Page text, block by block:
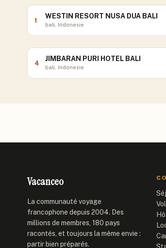
1
WESTIN RESORT NUSA DUA BALI
bali, Indonesie
4
JIMBARAN PURI HOTEL BALI
bali, Indonesie
Vacanceo
La communauté voyage
francophone depuis 2004. Des
millions de membres, 180 pays
racontés, et toujours la même envie :
partir bien préparés.